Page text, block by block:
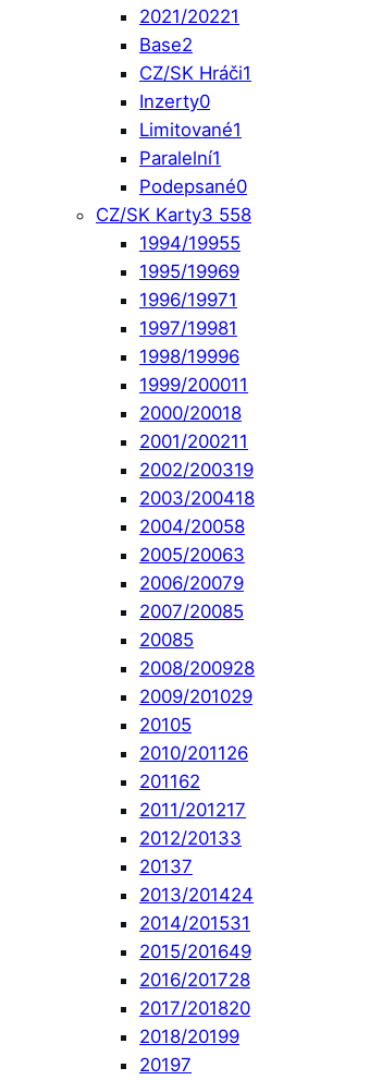
2021/20221
Base2
CZ/SK Hráči1
Inzerty0
Limitované1
Paralelní1
Podepsané0
CZ/SK Karty3 558
1994/19955
1995/19969
1996/19971
1997/19981
1998/19996
1999/200011
2000/20018
2001/200211
2002/200319
2003/200418
2004/20058
2005/20063
2006/20079
2007/20085
20085
2008/200928
2009/201029
20105
2010/201126
201162
2011/201217
2012/20133
20137
2013/201424
2014/201531
2015/201649
2016/201728
2017/201820
2018/20199
20197